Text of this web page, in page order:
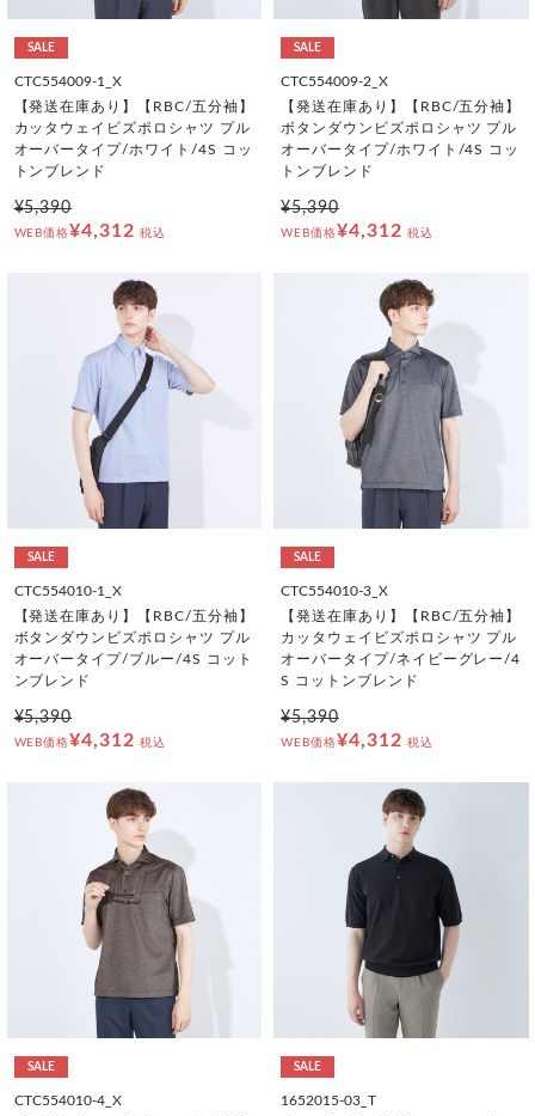
SALE
CTC554009-1_X
【発送在庫あり】【RBC/五分袖】
カッタウェイビズポロシャツ プル
オーバータイプ/ホワイト/4S コッ
トンブレンド
¥5,390
WEB価格¥4,312 税込
SALE
CTC554009-2_X
【発送在庫あり】【RBC/五分袖】
ボタンダウンビズポロシャツ プル
オーバータイプ/ホワイト/4S コッ
トンブレンド
¥5,390
WEB価格¥4,312 税込
SALE
CTC554010-1_X
【発送在庫あり】【RBC/五分袖】
ボタンダウンビズポロシャツ プル
オーバータイプ/ブルー/4S コット
ンブレンド
¥5,390
WEB価格¥4,312 税込
SALE
CTC554010-3_X
【発送在庫あり】【RBC/五分袖】
カッタウェイビズポロシャツ プル
オーバータイプ/ネイビーグレー/4
S コットンブレンド
¥5,390
WEB価格¥4,312 税込
SALE
CTC554010-4_X
SALE
1652015-03_T